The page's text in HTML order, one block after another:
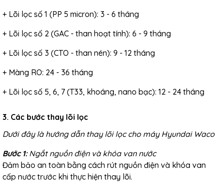
+ Lõi lọc số 1 (PP 5 micron): 3 - 6 tháng
+ Lõi lọc số 2 (GAC - than hoạt tính): 6 - 9 tháng
+ Lõi lọc số 3 (CTO - than nén): 9 - 12 tháng
+ Màng RO: 24 - 36 tháng
+ Lõi lọc số 5, 6, 7 (T33, khoáng, nano bạc): 12 - 24 tháng
3. Các bước thay lõi lọc
Dưới đây là hướng dẫn thay lõi lọc cho máy Hyundai Waco
Bước 1:Ngắt nguồn điện và khóa van nước
Đảm bảo an toàn bằng cách rút nguồn điện và khóa van
cấp nước trước khi thực hiện thay lõi.